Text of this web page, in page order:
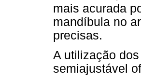
mais acurada
mandíbula no
precisas.
A utilização
semiajustável